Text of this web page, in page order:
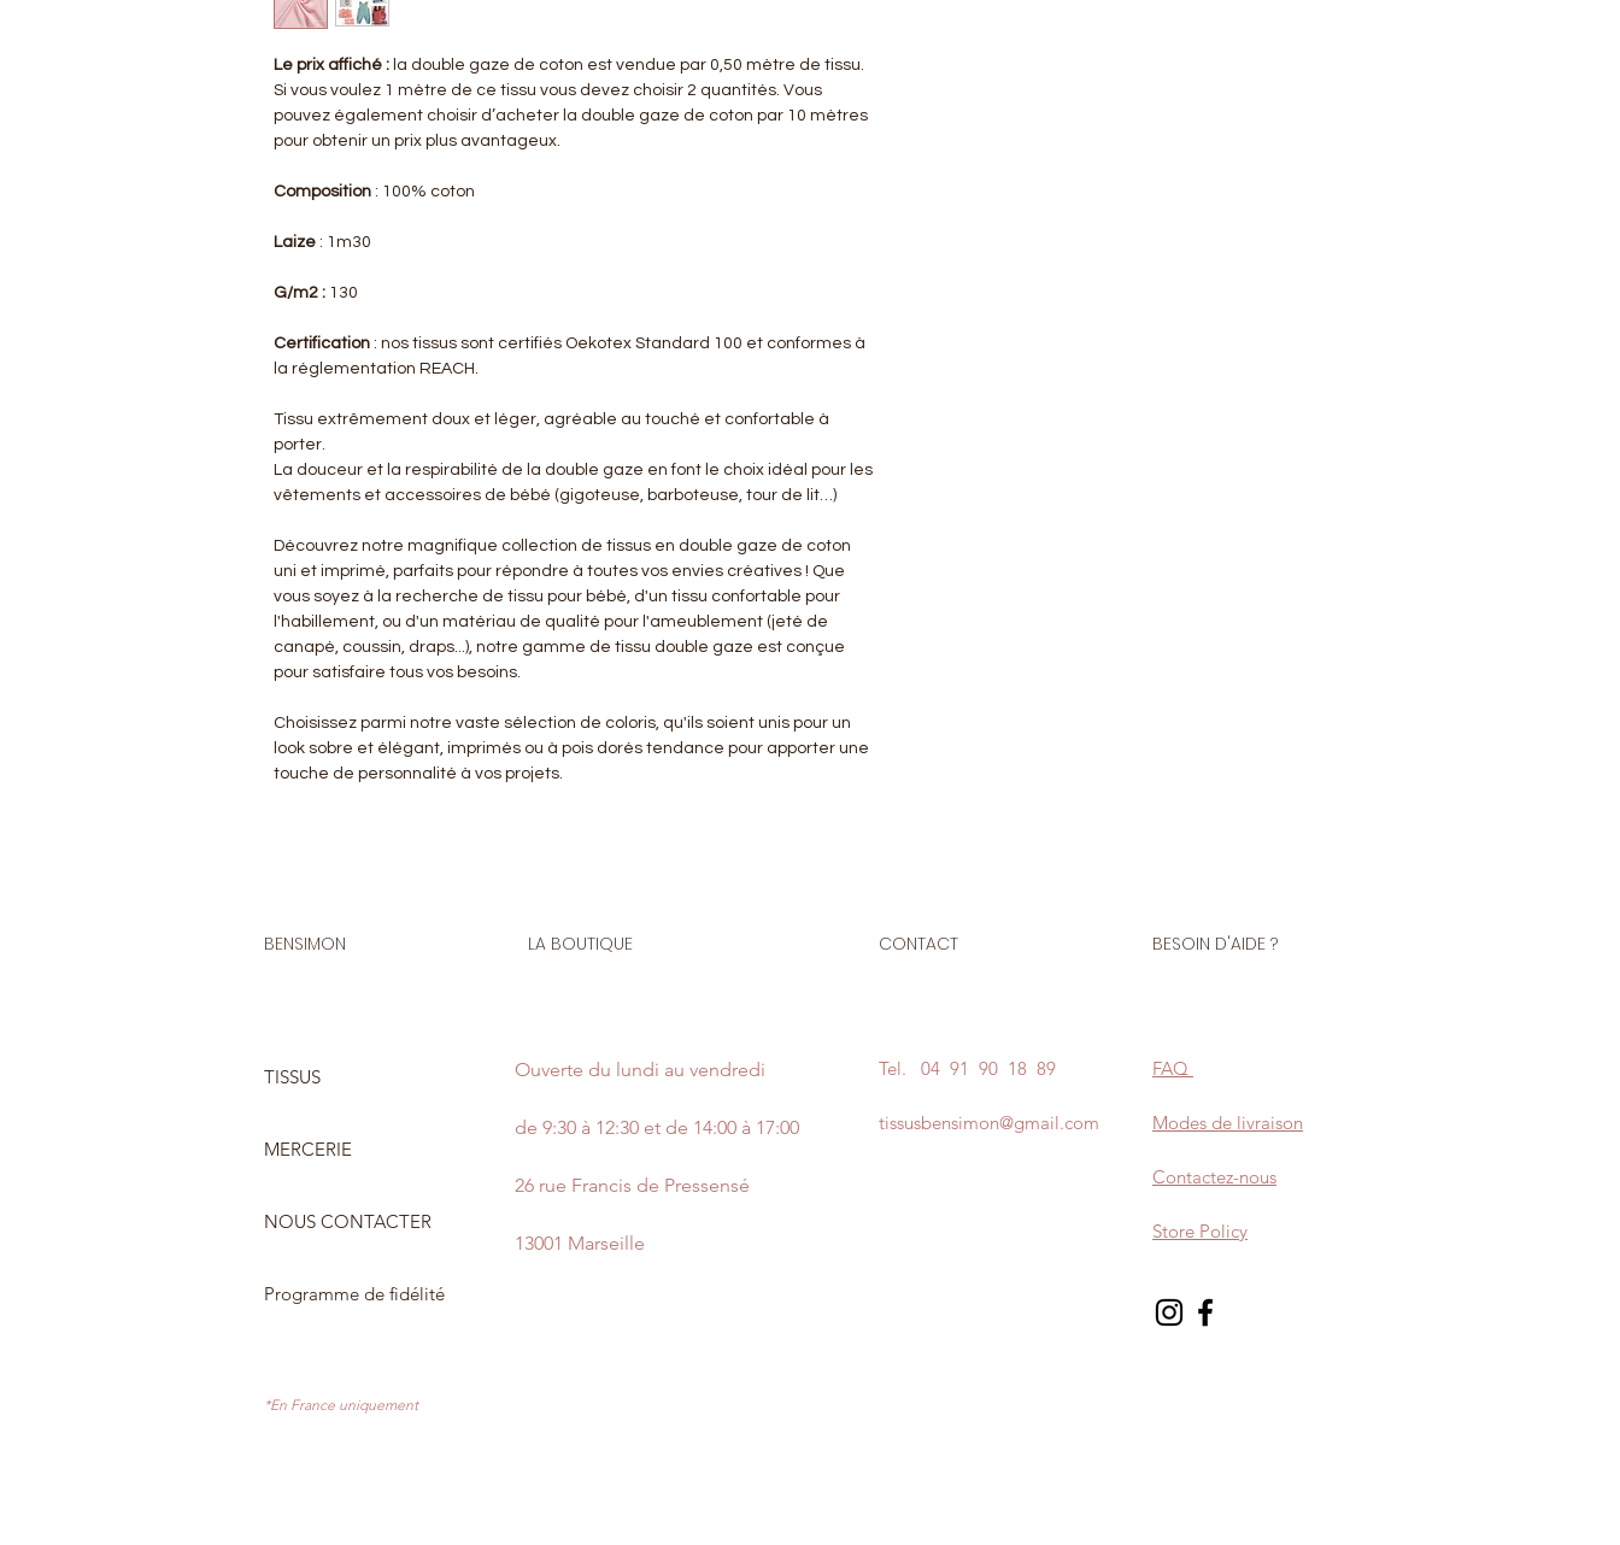
Le prix affiché : la double gaze de coton est vendue par 0,50 mètre de tissu.
Si vous voulez 1 mètre de ce tissu vous devez choisir 2 quantités. Vous
pouvez également choisir d’acheter la double gaze de coton par 10 mètres
pour obtenir un prix plus avantageux.
Composition : 100% coton
Laize : 1m30
G/m2 : 130
Certification : nos tissus sont certifiés Oekotex Standard 100 et conformes à
la réglementation REACH.
Tissu extrêmement doux et léger, agréable au touché et confortable à
porter.
La douceur et la respirabilité de la double gaze en font le choix idéal pour les
vêtements et accessoires de bébé (gigoteuse, barboteuse, tour de lit…)
Découvrez notre magnifique collection de tissus en double gaze de coton
uni et imprimé, parfaits pour répondre à toutes vos envies créatives ! Que
vous soyez à la recherche de tissu pour bébé, d'un tissu confortable pour
l'habillement, ou d'un matériau de qualité pour l'ameublement (jeté de
canapé, coussin, draps...), notre gamme de tissu double gaze est conçue
pour satisfaire tous vos besoins.
Choisissez parmi notre vaste sélection de coloris, qu'ils soient unis pour un
look sobre et élégant, imprimés ou à pois dorés tendance pour apporter une
touche de personnalité à vos projets.
BENSIMON
TISSUS
MERCERIE
NOUS CONTACTER
Programme de fidélité
LA BOUTIQUE
Ouverte du lundi au vendredi
de 9:30 à 12:30 et de 14:00 à 17:00
26 rue Francis de Pressensé
13001 Marseille
CONTACT BESOIN D'AIDE ?
Tel. 04 91 90 18 89
tissusbensimon@gmail.com
FAQ
Modes de livraison
Contactez-nous
Store Policy
*En France uniquement